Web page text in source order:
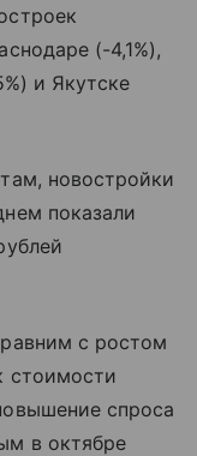
(-4,1%),
и Якутске
новостройки
показали
с ростом
стоимости
спроса
в октябре